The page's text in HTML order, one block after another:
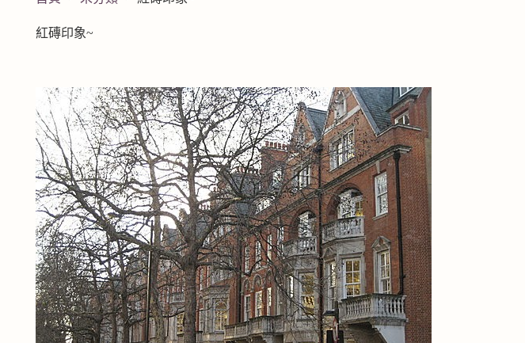
紅磚印象~